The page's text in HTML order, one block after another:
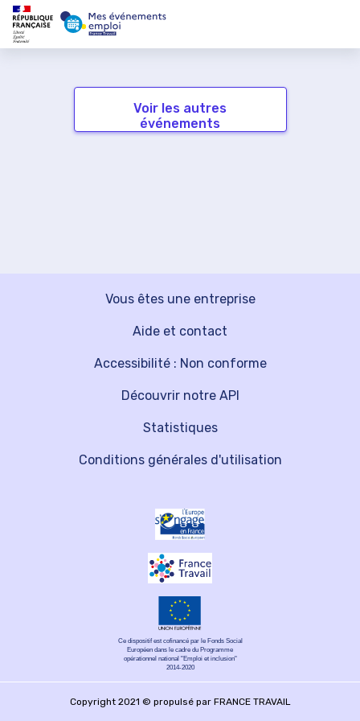
Voir les autres
événements
Vous êtes une entreprise
Découvrir notre API
Aide et contact
Statistiques
Accessibilité : Non conforme
Conditions générales d'utilisation
Ce dispositif est cofinancé par le Fonds Social
Européen dans le cadre du Programme
opérationnel national "Emploi et inclusion"
2014-2020
Copyright 2021 © propulsé par FRANCE TRAVAIL